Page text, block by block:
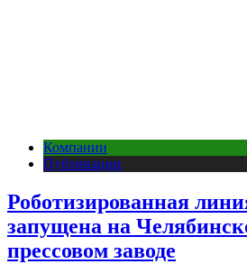
Компании
Публикации
Роботизированная
запущена на
прессовом заводе